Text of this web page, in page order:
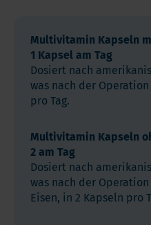
Multivitamin Kapseln
1 Kapsel am Tag
Dosiert nach
was nach der
pro Tag.
Multivitamin Kapseln
2 am Tag
Dosiert nach
was nach der
Eisen, in 2 Kapseln pro